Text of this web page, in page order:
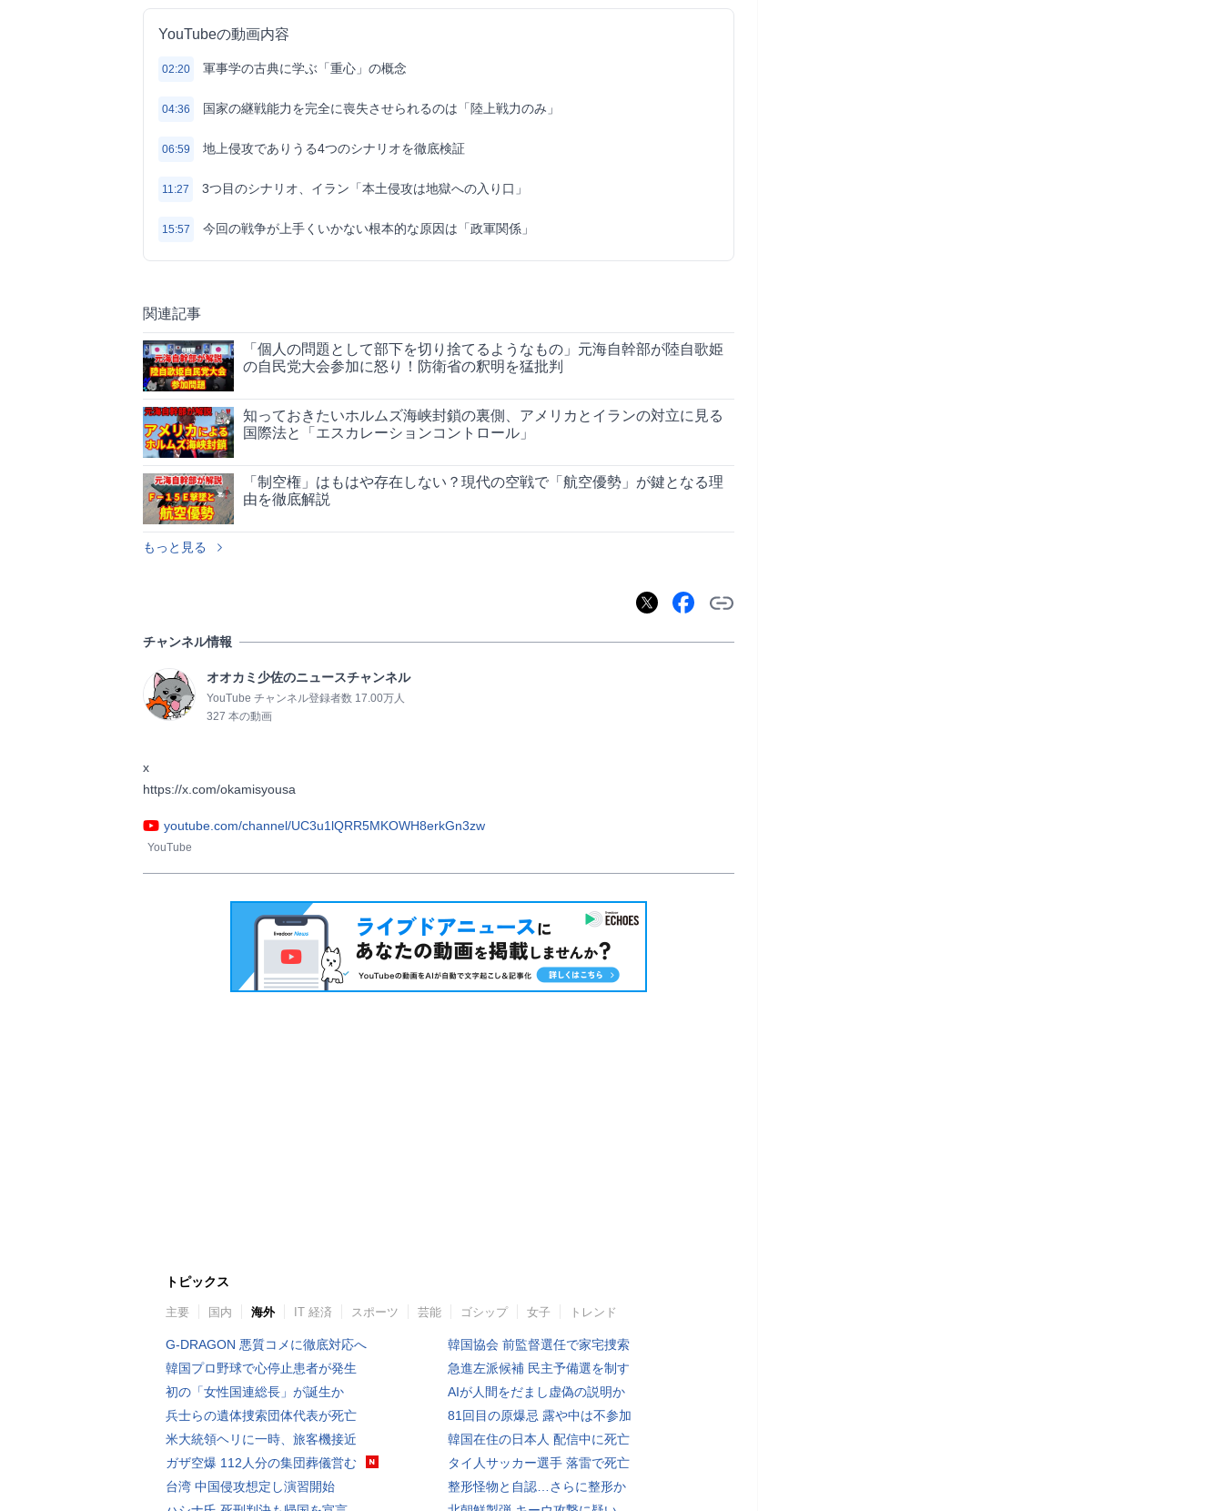
YouTubeの動画内容
02:20 軍事学の古典に学ぶ「重心」の概念
04:36 国家の継戦能力を完全に喪失させられるのは「陸上戦力のみ」
06:59 地上侵攻でありうる4つのシナリオを徹底検証
11:27 3つ目のシナリオ、イラン「本土侵攻は地獄への入り口」
15:57 今回の戦争が上手くいかない根本的な原因は「政軍関係」
関連記事
「個人の問題として部下を切り捨てるようなもの」元海自幹部が陸自歌姫
の自民党大会参加に怒り！防衛省の釈明を猛批判
知っておきたいホルムズ海峡封鎖の裏側、アメリカとイランの対立に見る
国際法と「エスカレーションコントロール」
「制空権」はもはや存在しない？現代の空戦で「航空優勢」が鍵となる理
由を徹底解説
もっと見る
チャンネル情報
オオカミ少佐のニュースチャンネル
YouTube チャンネル登録者数 17.00万人
327 本の動画
x
https://x.com/okamisyousa
youtube.com/channel/UC3u1lQRR5MKOWH8erkGn3zw
YouTube
トピックス
主要 国内 海外 IT 経済 スポーツ 芸能 ゴシップ 女子 トレンド
G-DRAGON 悪質コメに徹底対応へ
韓国プロ野球で心停止患者が発生
初の「女性国連総長」が誕生か
兵士らの遺体捜索団体代表が死亡
米大統領ヘリに一時、旅客機接近
ガザ空爆 112人分の集団葬儀営む
台湾 中国侵攻想定し演習開始
韓国協会 前監督選任で家宅捜索
急進左派候補 民主予備選を制す
AIが人間をだまし虚偽の説明か
81回目の原爆忌 露や中は不参加
韓国在住の日本人 配信中に死亡
タイ人サッカー選手 落雷で死亡
整形怪物と自認…さらに整形か